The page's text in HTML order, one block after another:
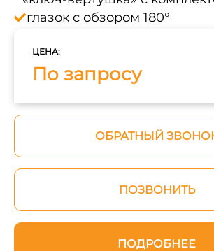
глазок с обзором 180°
ЦЕНА:
По запросу
ОБРАТНЫЙ
ПОЗВОНИТЬ
ПОДРОБНЕЕ